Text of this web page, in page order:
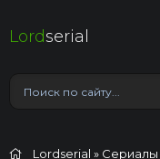
Lordserial
Lordserial » Сериалы